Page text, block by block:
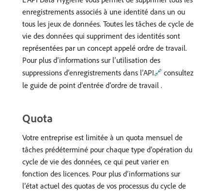
enregistrements associés à une identité dans un ou
tous les jeux de données. Toutes les tâches de cycle de
vie des données qui suppriment des identités sont
représentées par un concept appelé ordre de travail.
Pour plus d’informations sur l’utilisation des
suppressions d’enregistrements dans l’API🔗 consultez
le guide de point d’entrée d’ordre de travail .
Quota
Votre entreprise est limitée à un quota mensuel de
tâches prédéterminé pour chaque type d’opération du
cycle de vie des données, ce qui peut varier en
fonction des licences. Pour plus d’informations sur
l’état actuel des quotas de vos processus du cycle de